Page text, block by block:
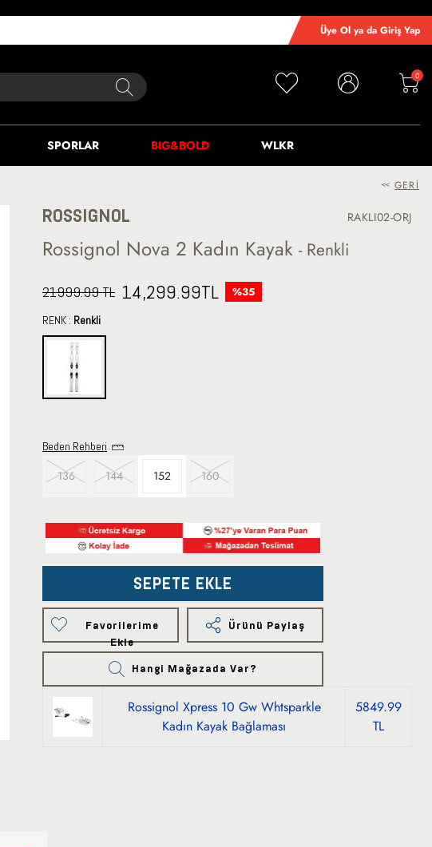
Üye Ol ya da Giriş Yap
0
SPORLAR BIG&BOLD WLKR
<< GERI
ROSSIGNOL RAKLI02-ORJ
Rossignol Nova 2 Kadın Kayak - Renkli
21999.99 TL 14,299.99TL %35
RENK : Renkli
Beden Rehberi
136 144 152 160
SEPETE EKLE
Favorilerime
Ekle
Ürünü Paylaş
Hangi Mağazada Var?
Rossignol Xpress 10 Gw Whtsparkle
Kadın Kayak Bağlaması
5849.99
TL